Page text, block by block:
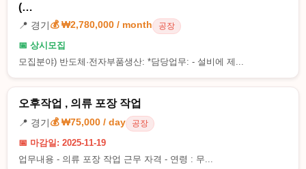
(…
📍 경기💰 ₩2,780,000 / month 공장
📅 상시모집
모집분야) 반도체·전자부품생산: *담당업무: - 설비에 제...
오후작업 , 의류 포장 작업
📍 경기💰 ₩75,000 / day 공장
📅 마감일: 2025-11-19
업무내용 - 의류 포장 작업 근무 자격 - 연령 : 무...